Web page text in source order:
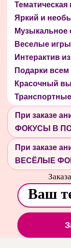
Яркий и
Музыкальное
Веселые
Интерактив
Подарки
Красочный
При заказе
ФОКУСЫ В
При заказе
ВЕСЁЛЫЕ